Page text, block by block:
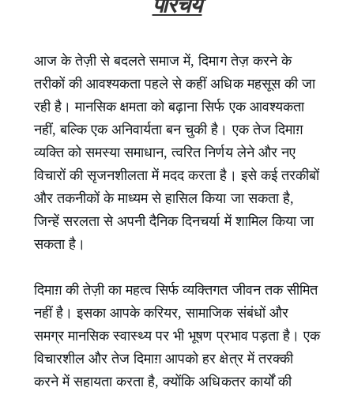
परिचय
आज के तेज़ी से बदलते समाज में, दिमाग तेज़ करने के
तरीकों की आवश्यकता पहले से कहीं अधिक महसूस की जा
रही है। मानसिक क्षमता को बढ़ाना सिर्फ एक आवश्यकता
नहीं, बल्कि एक अनिवार्यता बन चुकी है। एक तेज दिमाग़
व्यक्ति को समस्या समाधान, त्वरित निर्णय लेने और नए
विचारों की सृजनशीलता में मदद करता है। इसे कई तरकीबों
और तकनीकों के माध्यम से हासिल किया जा सकता है,
जिन्हें सरलता से अपनी दैनिक दिनचर्या में शामिल किया जा
सकता है।
दिमाग़ की तेज़ी का महत्व सिर्फ व्यक्तिगत जीवन तक सीमित
नहीं है। इसका आपके करियर, सामाजिक संबंधों और
समग्र मानसिक स्वास्थ्य पर भी भूषण प्रभाव पड़ता है। एक
विचारशील और तेज दिमाग़ आपको हर क्षेत्र में तरक्की
करने में सहायता करता है, क्योंकि अधिकतर कार्यों की